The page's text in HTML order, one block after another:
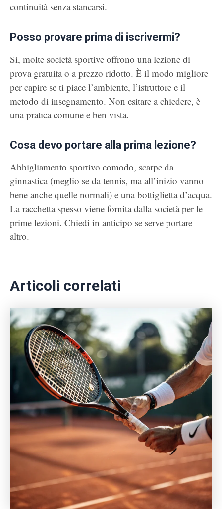
continuità senza stancarsi.
Posso provare prima di iscrivermi?
Sì, molte società sportive offrono una lezione di
prova gratuita o a prezzo ridotto. È il modo migliore
per capire se ti piace l’ambiente, l’istruttore e il
metodo di insegnamento. Non esitare a chiedere, è
una pratica comune e ben vista.
Cosa devo portare alla prima lezione?
Abbigliamento sportivo comodo, scarpe da
ginnastica (meglio se da tennis, ma all’inizio vanno
bene anche quelle normali) e una bottiglietta d’acqua.
La racchetta spesso viene fornita dalla società per le
prime lezioni. Chiedi in anticipo se serve portare
altro.
Articoli correlati